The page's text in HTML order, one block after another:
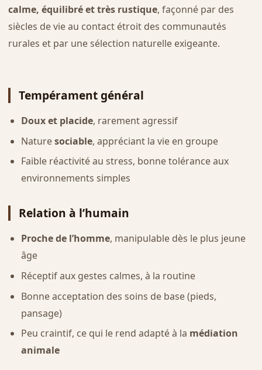
calme, équilibré et très rustique, façonné par des
siècles de vie au contact étroit des communautés
rurales et par une sélection naturelle exigeante.
Tempérament général
Doux et placide, rarement agressif
Naturesociable, appréciant la vie en groupe
Faible réactivité au stress, bonne tolérance aux
environnements simples
Relation à l’humain
Proche de l’homme, manipulable dès le plus jeune
âge
Réceptif aux gestes calmes, à la routine
Bonne acceptation des soins de base (pieds,
pansage)
Peu craintif, ce qui le rend adapté à la médiation
animale